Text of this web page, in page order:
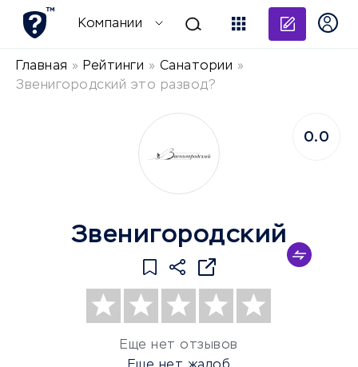
Компании
Главная » Рейтинги » Санатории »
Звенигородский это развод?
Звенигородский
Еще нет отзывов
0.0